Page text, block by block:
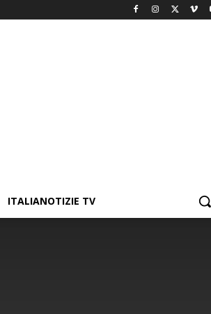
ITALIANOTIZIE TV